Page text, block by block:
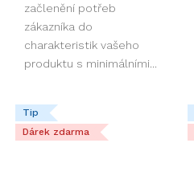
začlenění potřeb
zákazníka do
charakteristik vašeho
produktu s minimálními...
Tip
Dárek zdarma